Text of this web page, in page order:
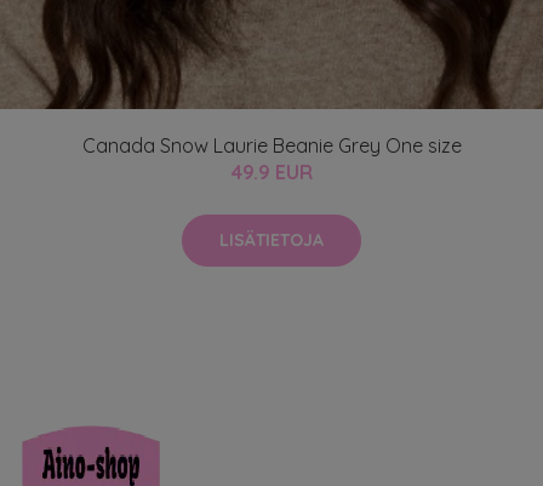
Canada Snow Laurie Beanie Grey One size
49.9 EUR
LISÄTIETOJA